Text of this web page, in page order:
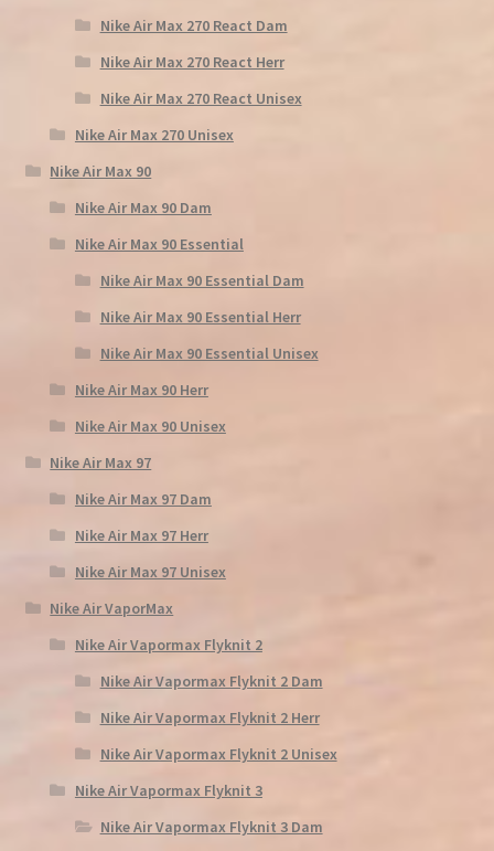
Nike Air Max 270 React Dam
Nike Air Max 270 React Herr
Nike Air Max 270 React Unisex
Nike Air Max 270 Unisex
Nike Air Max 90
Nike Air Max 90 Dam
Nike Air Max 90 Essential
Nike Air Max 90 Essential Dam
Nike Air Max 90 Essential Herr
Nike Air Max 90 Essential Unisex
Nike Air Max 90 Herr
Nike Air Max 90 Unisex
Nike Air Max 97
Nike Air Max 97 Dam
Nike Air Max 97 Herr
Nike Air Max 97 Unisex
Nike Air VaporMax
Nike Air Vapormax Flyknit 2
Nike Air Vapormax Flyknit 2 Dam
Nike Air Vapormax Flyknit 2 Herr
Nike Air Vapormax Flyknit 2 Unisex
Nike Air Vapormax Flyknit 3
Nike Air Vapormax Flyknit 3 Dam